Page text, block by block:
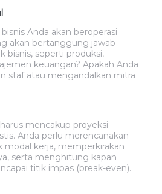
Anda akan beroperasi
akan bertanggung jawab
bisnis, seperti produksi,
keuangan? Apakah Anda
staf atau mengandalkan mitra
mencakup proyeksi
Anda perlu merencanakan
modal kerja, memperkirakan
serta menghitung kapan
titik impas (break-even).